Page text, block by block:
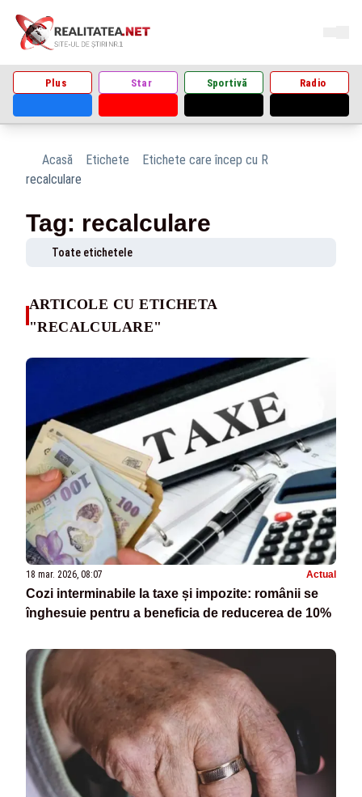
Plus Star Sportivă Radio
Acasă Etichete
Etichete care încep cu R
recalculare
Tag: recalculare
Toate etichetele
ARTICOLE CU ETICHETA
"RECALCULARE"
18 mar. 2026, 08:07 Actual
Cozi interminabile la taxe și impozite: românii se
înghesuie pentru a beneficia de reducerea de 10%